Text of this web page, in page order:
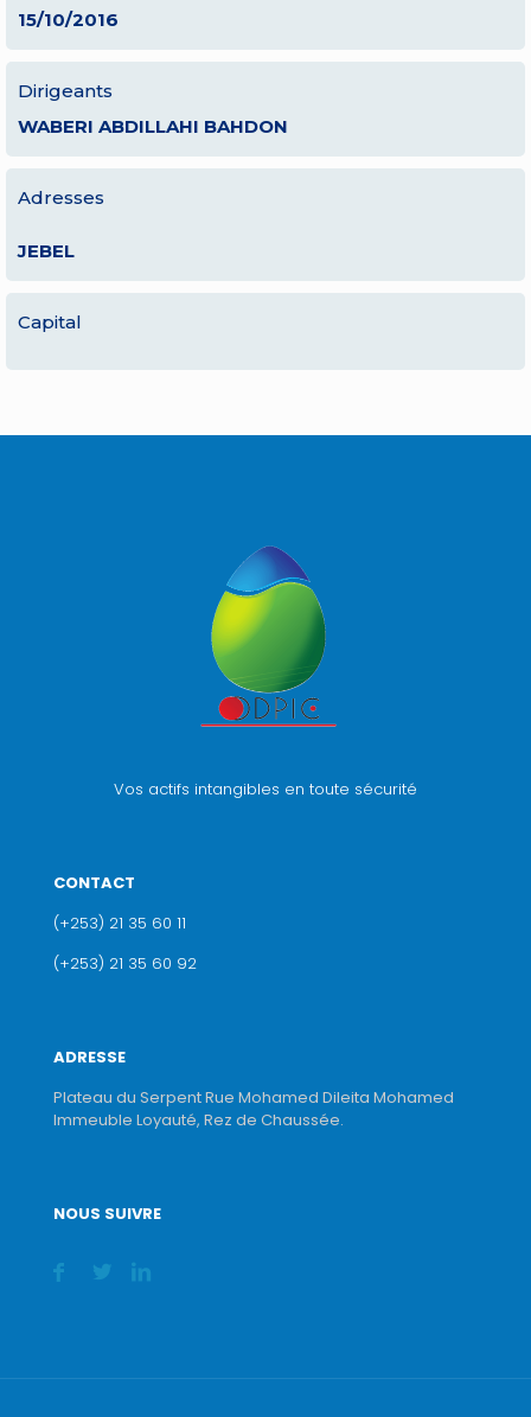
15/10/2016
Dirigeants
WABERI ABDILLAHI BAHDON
Adresses
JEBEL
Capital
Vos actifs intangibles en toute sécurité
CONTACT
(+253) 21 35 60 11
(+253) 21 35 60 92
ADRESSE
Plateau du Serpent Rue Mohamed Dileita Mohamed
Immeuble Loyauté, Rez de Chaussée.
NOUS SUIVRE